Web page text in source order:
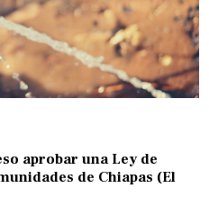
aprobar una Ley de
de Chiapas (El